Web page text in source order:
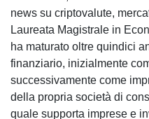
news su criptovalute,
Laureata Magistrale in
ha maturato oltre quindici
finanziario, inizialmente
successivamente come
della propria società di
quale supporta imprese e